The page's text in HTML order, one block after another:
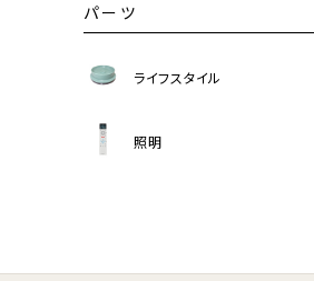
パーツ
ライフスタイル
照明